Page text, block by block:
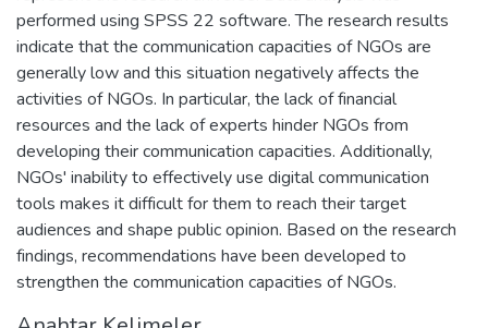
performed using SPSS 22 software. The research results
indicate that the communication capacities of NGOs are
generally low and this situation negatively affects the
activities of NGOs. In particular, the lack of financial
resources and the lack of experts hinder NGOs from
developing their communication capacities. Additionally,
NGOs' inability to effectively use digital communication
tools makes it difficult for them to reach their target
audiences and shape public opinion. Based on the research
findings, recommendations have been developed to
strengthen the communication capacities of NGOs.